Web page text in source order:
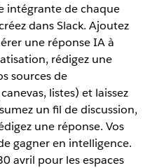
intégrante de chaque
dans Slack. Ajoutez
une réponse IA à
rédigez une
sources de
listes) et laissez
un fil de discussion,
une réponse. Vos
gagner en intelligence.
avril pour les espaces